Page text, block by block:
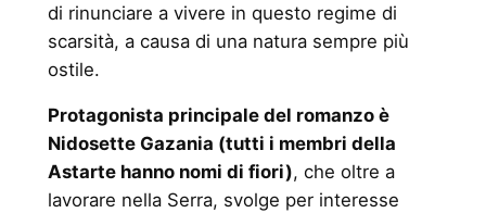
di rinunciare a vivere in questo regime di
scarsità, a causa di una natura sempre più
ostile.
Protagonista principale del romanzo è
Nidosette Gazania (tutti i membri della
Astarte hanno nomi di fiori), che oltre a
lavorare nella Serra, svolge per interesse